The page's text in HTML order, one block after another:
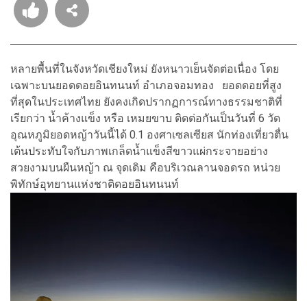
หลายพื้นที่ในจังหวัดเชียงใหม่ ยังหนาวเย็นจัดต่อเนื่อง โดย
เฉพาะบนยอดดอยอินทนนท์ อำเภอจอมทอง ยอดดอยที่สูง
ที่สุดในประเทศไทย ยังคงเกิดปรากฏการณ์ทางธรรมชาติที่
เรียกว่า น้ำค้างแข็ง หรือ เหมยขาบ ติดต่อกันเป็นวันที่ 6 วัด
อุณหภูมิยอดหญ้าวันนี้ได้ 0.1 องศาเซลเซียส นักท่องเที่ยวตื่น
เต้นประทับใจกับภาพเกล็ดน้ำแข็งสีขาวแผ่กระจายอย่าง
สวยงามบนผืนหญ้า ณ จุดเดิม คือบริเวณลานจอดรถ หน่วย
พิทักษ์อุทยานแห่งชาติดอยอินทนนท์